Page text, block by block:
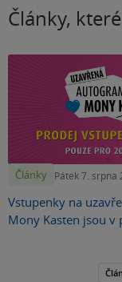
Články,
Články Pátek 7. srpna
Vstupenky na
Mony Kasten jsou v